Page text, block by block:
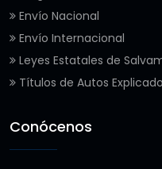
Envío Nacional
Envío Internacional
Leyes Estatales de
Títulos de Autos
Conócenos